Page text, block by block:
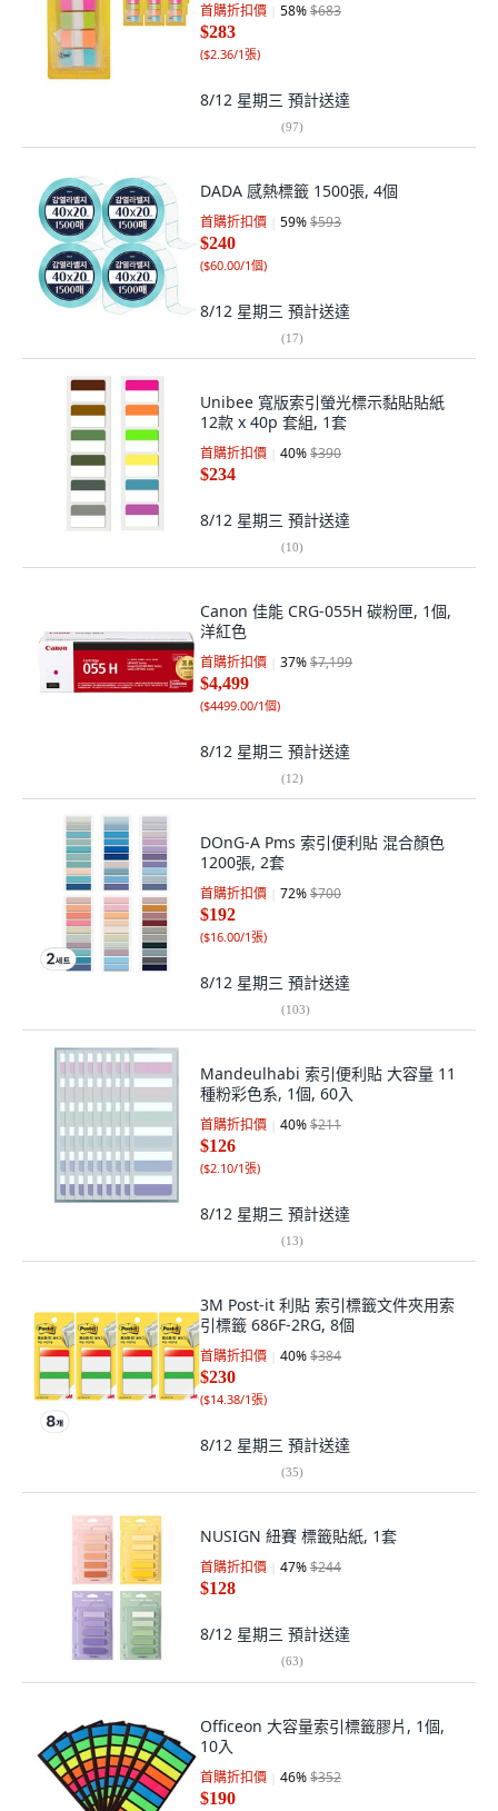
首購折扣價 58%$683
$283
($2.36/1張)
8/12 星期三 預計送達
(97)
DADA 感熱標籤 1500張, 4個
首購折扣價 59%$593
$240
($60.00/1個)
8/12 星期三 預計送達
(17)
Unibee 寬版索引螢光標示黏貼貼紙
12款 x 40p 套組, 1套
首購折扣價 40%$390
$234
8/12 星期三 預計送達
(10)
Canon 佳能 CRG-055H 碳粉匣, 1個,
洋紅色
首購折扣價 37%$7,199
$4,499
($4499.00/1個)
8/12 星期三 預計送達
(12)
DOnG-A Pms 索引便利貼 混合顏色
1200張, 2套
首購折扣價 72%$700
$192
($16.00/1張)
8/12 星期三 預計送達
(103)
Mandeulhabi 索引便利貼 大容量 11
種粉彩色系, 1個, 60入
首購折扣價 40%$211
$126
($2.10/1張)
8/12 星期三 預計送達
(13)
3M Post-it 利貼 索引標籤文件夾用索
引標籤 686F-2RG, 8個
首購折扣價 40%$384
$230
($14.38/1張)
8/12 星期三 預計送達
(35)
NUSIGN 紐賽 標籤貼紙, 1套
首購折扣價 47%$244
$128
8/12 星期三 預計送達
(63)
Officeon 大容量索引標籤膠片, 1個,
10入
首購折扣價 46%$352
$190